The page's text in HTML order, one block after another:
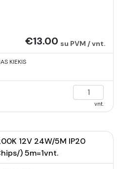
€13.00 su PVM / vnt.
KIEKIS
vnt.
12V 24W/5M IP20
) 5m=1vnt.